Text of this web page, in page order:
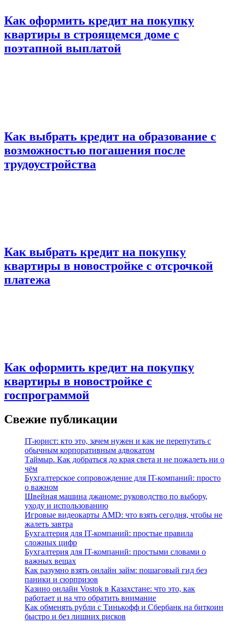
Как оформить кредит на покупку
квартиры в строящемся доме с
поэтапной выплатой
Как выбрать кредит на образование с
возможностью погашения после
трудоустройства
Как выбрать кредит на покупку
квартиры в новостройке с отсрочкой
платежа
Как оформить кредит на покупку
квартиры в новостройке с
госпрограммой
Свежие публикации
IT-юрист: кто это, зачем нужен и как не перепутать с
обычным корпоративным адвокатом
Таймыр. Как добраться до края света и не пожалеть ни о
чём
Бухгалтерское сопровождение для IT-компаний: просто
о важном
Швейная машина джаноме: руководство по выбору,
уходу и использованию
Игровые видеокарты AMD: что взять сегодня, чтобы не
жалеть завтра
Бухгалтерия для IT-компаний: простые правила
сложных цифр
Бухгалтерия для IT-компаний: простыми словами о
важных вещах
Как разумно взять онлайн займ: пошаговый гид без
паники и сюрпризов
Казино онлайн Vostok в Казахстане: что это, как
работает и на что обратить внимание
Как обменять рубли с Тинькофф и Сбербанк на биткоин
быстро и без лишних рисков